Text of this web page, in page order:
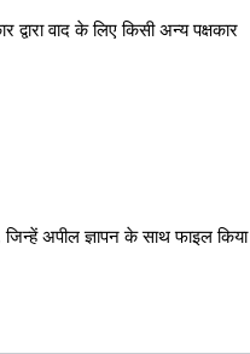
वाद के लिए किसी अन्य पक्षकार
जिन्हें अपील ज्ञापन के साथ फाइल किया